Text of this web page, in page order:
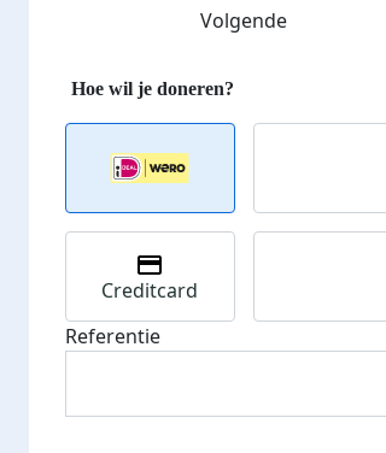
Donateurs bedankt
Volgende
Creditcard
Referentie